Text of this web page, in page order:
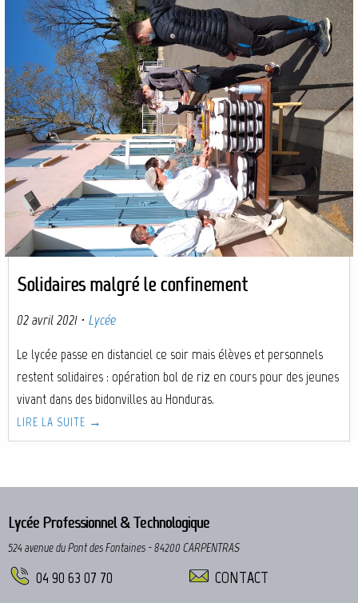
Solidaires malgré le confinement
02 avril 2021 · Lycée
Le lycée passe en distanciel ce soir mais élèves et personnels
restent solidaires : opération bol de riz en cours pour des jeunes
vivant dans des bidonvilles au Honduras.
LIRE LA SUITE →
Lycée Professionnel & Technologique
524 avenue du Pont des Fontaines - 84200 CARPENTRAS
04 90 63 07 70 CONTACT